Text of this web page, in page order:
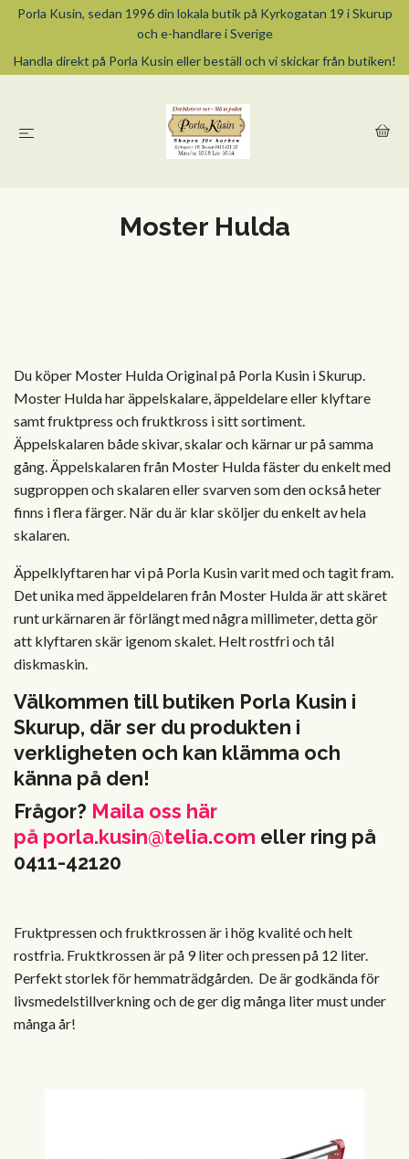
Porla Kusin, sedan 1996 din lokala butik på Kyrkogatan 19 i Skurup
och e-handlare i Sverige
Handla direkt på Porla Kusin eller beställ och vi skickar från butiken!
Moster Hulda
Du köper Moster Hulda Original på Porla Kusin i Skurup.
Moster Hulda har äppelskalare, äppeldelare eller klyftare
samt fruktpress och fruktkross i sitt sortiment.
Äppelskalaren både skivar, skalar och kärnar ur på samma
gång. Äppelskalaren från Moster Hulda fäster du enkelt med
sugproppen och skalaren eller svarven som den också heter
finns i flera färger. När du är klar sköljer du enkelt av hela
skalaren.
Äppelklyftaren har vi på Porla Kusin varit med och tagit fram.
Det unika med äppeldelaren från Moster Hulda är att skäret
runt urkärnaren är förlängt med några millimeter, detta gör
att klyftaren skär igenom skalet. Helt rostfri och tål
diskmaskin.
Välkommen till butiken Porla Kusin i
Skurup, där ser du produkten i
verkligheten och kan klämma och
känna på den!
Frågor? Maila oss här
på porla.kusin@telia.com eller ring på
0411-42120
Fruktpressen och fruktkrossen är i hög kvalité och helt
rostfria. Fruktkrossen är på 9 liter och pressen på 12 liter.
Perfekt storlek för hemmaträdgården. De är godkända för
livsmedelstillverkning och de ger dig många liter must under
många år!